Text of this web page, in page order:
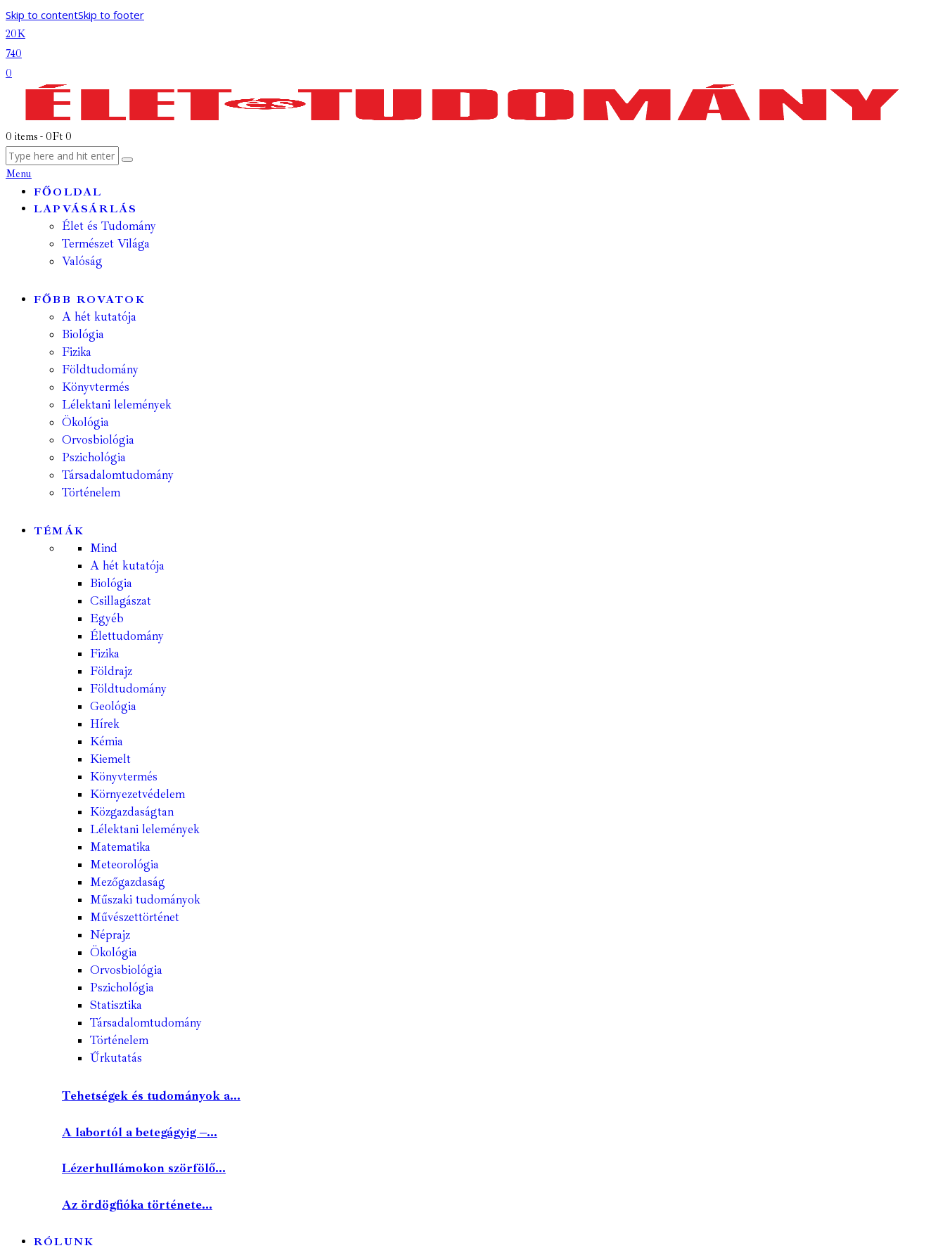
Skip to contentSkip to footer
20K
740
0
0 items - 0Ft 0
Menu
FŐOLDAL
LAPVÁSÁRLÁS
Élet és Tudomány
Természet Világa
Valóság
FŐBB ROVATOK
A hét kutatója
Biológia
Fizika
Földtudomány
Könyvtermés
Lélektani lelemények
Ökológia
Orvosbiológia
Pszichológia
Társadalomtudomány
Történelem
TÉMÁK
Mind
A hét kutatója
Biológia
Csillagászat
Egyéb
Élettudomány
Fizika
Földrajz
Földtudomány
Geológia
Hírek
Kémia
Kiemelt
Könyvtermés
Környezetvédelem
Közgazdaságtan
Lélektani lelemények
Matematika
Meteorológia
Mezőgazdaság
Műszaki tudományok
Művészettörténet
Néprajz
Ökológia
Orvosbiológia
Pszichológia
Statisztika
Társadalomtudomány
Történelem
Űrkutatás
Tehetségek és tudományok a...
A labortól a betegágyig –...
Lézerhullámokon szörfölő...
Az ördögfióka története...
RÓLUNK